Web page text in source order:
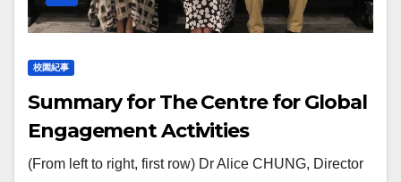
校園紀事
Summary for The Centre for Global
Engagement Activities
(From left to right, first row) Dr Alice CHUNG, Director